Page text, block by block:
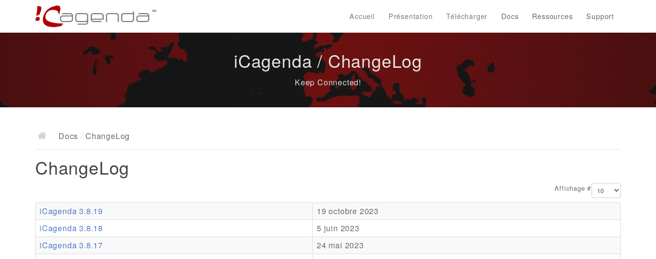
Accueil Présentation Télécharger Docs Ressources Support
iCagenda / ChangeLog
Keep Connected!
Docs / ChangeLog
ChangeLog
Affichage #
iCagenda 3.8.19
19 octobre 2023
iCagenda 3.8.18
5 juin 2023
iCagenda 3.8.17
24 mai 2023